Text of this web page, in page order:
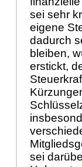
sei sehr
eigene
dadurch
bleiben,
erstickt,
sei